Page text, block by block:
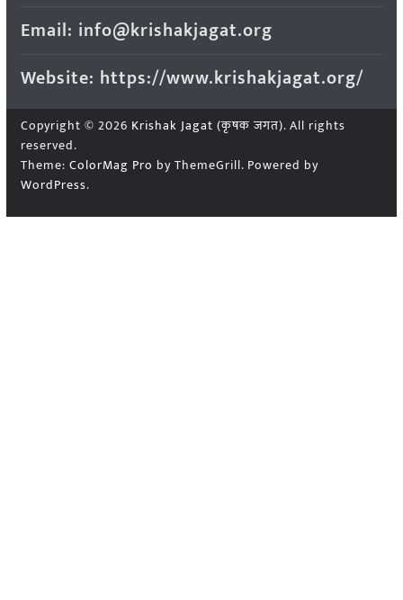
Email: info@krishakjagat.org
Website: https://www.krishakjagat.org/
Copyright © 2026 Krishak Jagat (कृषक जगत). All rights
reserved.
Theme: ColorMag Pro by ThemeGrill. Powered by
WordPress.